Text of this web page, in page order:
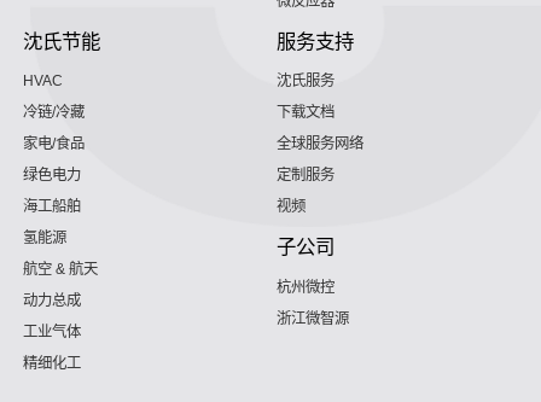
沈氏节能
HVAC
冷链/冷藏
家电/食品
绿色电力
海工船舶
氢能源
航空 & 航天
动力总成
工业气体
精细化工
服务支持
沈氏服务
下载文档
全球服务网络
定制服务
视频
子公司
杭州微控
浙江微智源